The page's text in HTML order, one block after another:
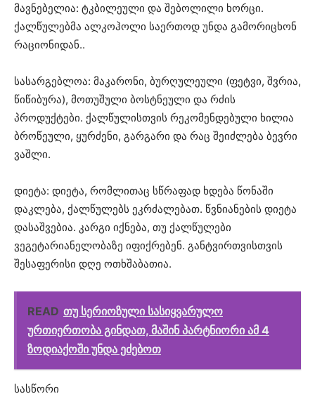
მავნებელია: ტკბილეული და შებოლილი ხორცი.
ქალწულებმა ალკოჰოლი საერთოდ უნდა გამორიცხონ
რაციონიდან..
სასარგებლოა: მაკარონი, ბურღულეული (ფეტვი, შვრია,
წიწიბურა), მოთუშული ბოსტნეული და რძის
პროდუქტები. ქალწულისთვის რეკომენდებული ხილია
ბროწეული, ყურძენი, გარგარი და რაც შეიძლება ბევრი
ვაშლი.
დიეტა: დიეტა, რომლითაც სწრაფად ხდება წონაში
დაკლება, ქალწულებს ეკრძალებათ. წვნიანების დიეტა
დასაშვებია. კარგი იქნება, თუ ქალწულები
ვეგეტარიანელობაზე იფიქრებენ. განტვირთვისთვის
შესაფერისი დღე ოთხშაბათია.
READ თუ სერიოზული სასიყვარულო
ურთიერთობა გინდათ, მაშინ პარტნიორი ამ 4
ზოდიაქოში უნდა ეძებოთ
სასწორი